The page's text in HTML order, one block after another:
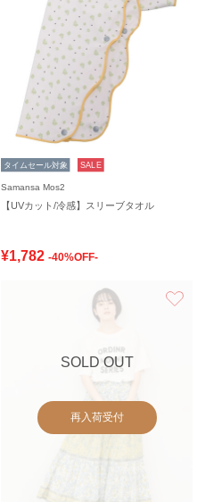
タイムセール対象 SALE
Samansa Mos2
【UVカット/冷感】スリーブタオル
¥1,782 -40%OFF-
SOLD OUT
再入荷受付